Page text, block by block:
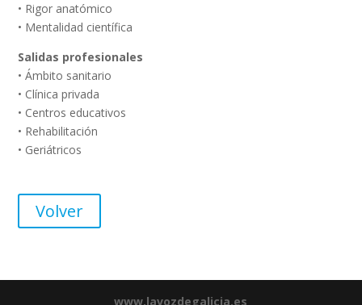
• Rigor anatómico
• Mentalidad científica
Salidas profesionales
• Ámbito sanitario
• Clínica privada
• Centros educativos
• Rehabilitación
• Geriátricos
Volver
www.lavozdegalicia.es